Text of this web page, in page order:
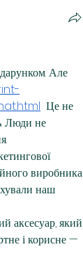
Але
  Це не
Люди не
виробника
наш
аксесуар, який
і корисне —